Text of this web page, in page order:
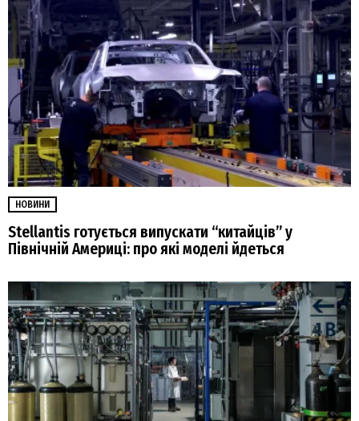
НОВИНИ
Stellantis готується випускати “китайців” у
Північній Америці: про які моделі йдеться